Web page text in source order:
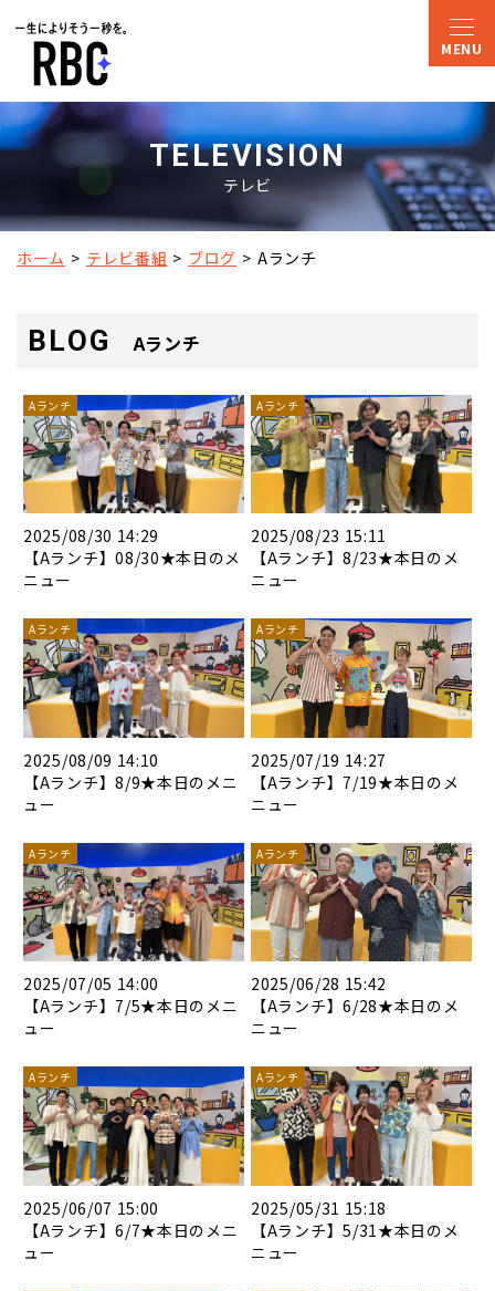
TELEVISION
テレビ
ホーム テレビ番組 ブログ Aランチ
BLOG Aランチ
Aランチ
2025/08/30 14:29
【Aランチ】08/30★本日のメ
ニュー
Aランチ
2025/08/23 15:11
【Aランチ】8/23★本日のメ
ニュー
Aランチ
2025/08/09 14:10
【Aランチ】8/9★本日のメニ
ュー
Aランチ
2025/07/19 14:27
【Aランチ】7/19★本日のメ
ニュー
Aランチ
2025/07/05 14:00
【Aランチ】7/5★本日のメニ
ュー
Aランチ
2025/06/28 15:42
【Aランチ】6/28★本日のメ
ニュー
Aランチ
2025/06/07 15:00
【Aランチ】6/7★本日のメニ
ュー
Aランチ
2025/05/31 15:18
【Aランチ】5/31★本日のメ
ニュー